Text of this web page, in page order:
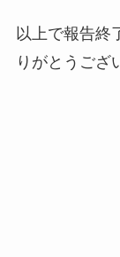
以上で報告終
りがとうござ